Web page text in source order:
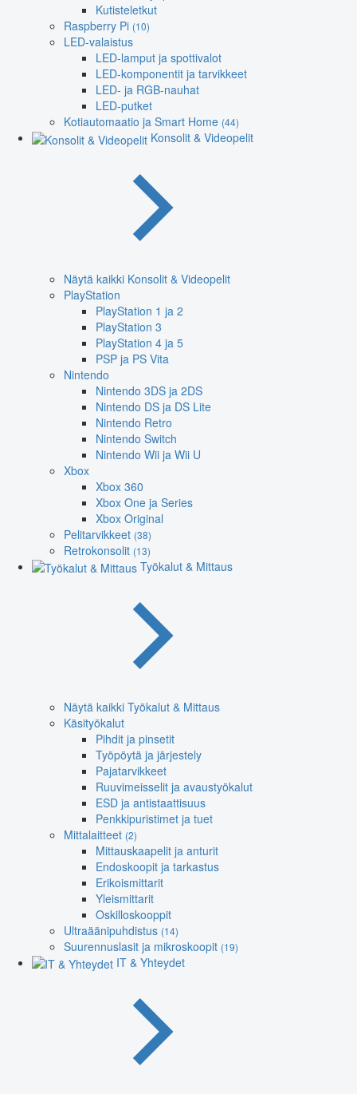
Kutisteletkut
Raspberry Pi (10)
LED-valaistus
LED-lamput ja spottivalot
LED-komponentit ja tarvikkeet
LED- ja RGB-nauhat
LED-putket
Kotiautomaatio ja Smart Home (44)
Konsolit & Videopelit
Näytä kaikki Konsolit & Videopelit
PlayStation
PlayStation 1 ja 2
PlayStation 3
PlayStation 4 ja 5
PSP ja PS Vita
Nintendo
Nintendo 3DS ja 2DS
Nintendo DS ja DS Lite
Nintendo Retro
Nintendo Switch
Nintendo Wii ja Wii U
Xbox
Xbox 360
Xbox One ja Series
Xbox Original
Pelitarvikkeet (38)
Retrokonsolit (13)
Työkalut & Mittaus
Näytä kaikki Työkalut & Mittaus
Käsityökalut
Pihdit ja pinsetit
Työpöytä ja järjestely
Pajatarvikkeet
Ruuvimeisselit ja avaustyökalut
ESD ja antistaattisuus
Penkkipuristimet ja tuet
Mittalaitteet (2)
Mittauskaapelit ja anturit
Endoskoopit ja tarkastus
Erikoismittarit
Yleismittarit
Oskilloskooppit
Ultraäänipuhdistus (14)
Suurennuslasit ja mikroskoopit (19)
IT & Yhteydet